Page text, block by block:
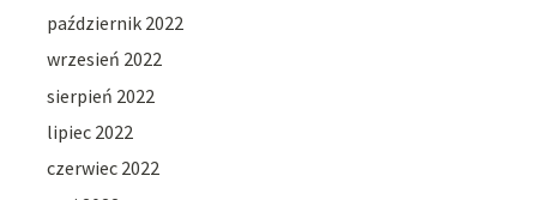
październik 2022
wrzesień 2022
sierpień 2022
lipiec 2022
czerwiec 2022